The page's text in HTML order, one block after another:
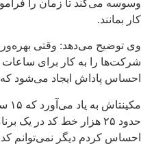
وسوسه می‌کند تا زمان را
کار بمانند.
وی توضیح می‌دهد: وقتی
شرکت‌ها را به کار برای
احساس پاداش ایجاد می‌شود که
حدود ۲۵ هزار خط کد در
احساس کردم دیگر نمی‌توانم